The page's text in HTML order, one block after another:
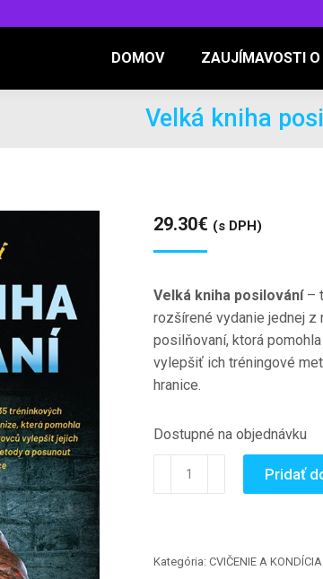
DOMOV ZAUJÍMAVOSTI O
Velká kniha
29.30€ (s DPH)
Velká kniha posilování–
rozšírené vydanie jednej z
posilňovaní, ktorá
vylepšiť ich tréningové
hranice.
Dostupné na objednávku
množstvo
Pridať
Kategória: CVIČENIE A KONDÍCIA